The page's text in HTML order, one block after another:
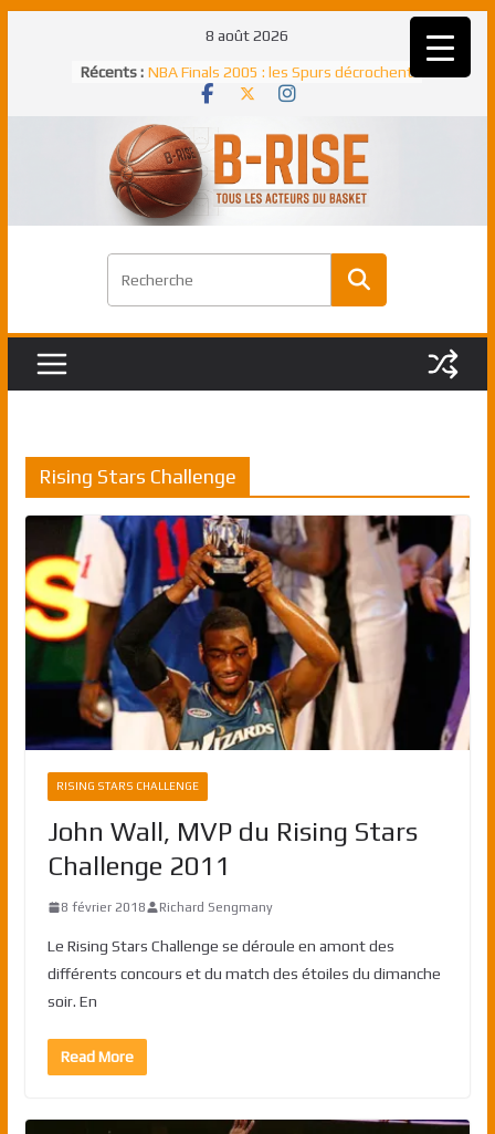
8 août 2026
Récents : NBA Finals 2005 : les Spurs décrochent
un troisième titre NBA, la rude bataille
NBA Finals 2021 : les Bucks et Giannis
Antetokounmpo triomphent, le Greek
Freek élu MVP
Shai Gilgeous-Alexander : son premier
match à plus de 40 points en NBA, le
Pau Gasol dans l’histoire en 2002 :
premier européen sacré Rookie de
Rudy Gobert, deuxième Français élu
Rising Stars Challenge
RISING STARS CHALLENGE
John Wall, MVP du Rising Stars
Challenge 2011
8 février 2018 Richard Sengmany
Le Rising Stars Challenge se déroule en amont des
différents concours et du match des étoiles du dimanche
soir. En
Read More